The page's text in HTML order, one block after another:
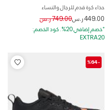
حذاء كرة قدم للرجال والنساء
449.00 ر.س Price reduced from
749.00 ر.س to
*خصم إضافي 20%. كود الخصم:
EXTRA20
-%64